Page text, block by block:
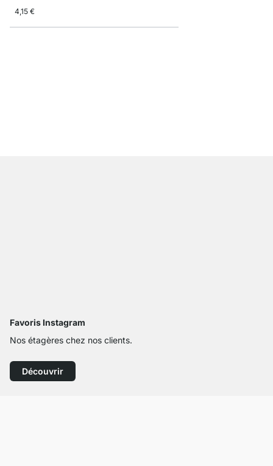
4,15 €
Favoris Instagram
Nos étagères chez nos clients.
Découvrir